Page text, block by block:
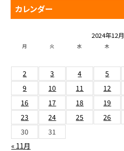
カレンダー
2024年12月
月 火 水 木
« 11月
2
3 4 5
9
10 11 12
16
17 18 19
23
24 25 26
30
31